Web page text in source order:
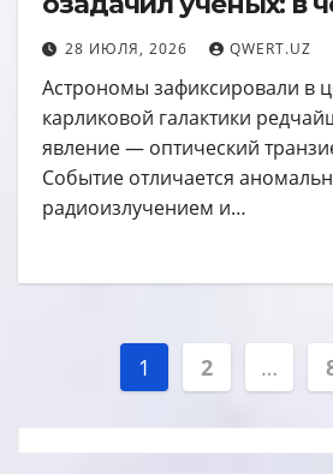
28 ИЮЛЯ, 2026 QWERT.UZ
Астрономы зафиксировали в
карликовой галактики
явление — оптический
Событие отличается
радиоизлучением и…
Пагинация
записей
1 2 …